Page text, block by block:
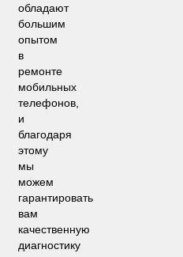
обладают
большим
опытом
в
ремонте
мобильных
телефонов,
и
благодаря
этому
мы
можем
гарантировать
вам
качественную
диагностику